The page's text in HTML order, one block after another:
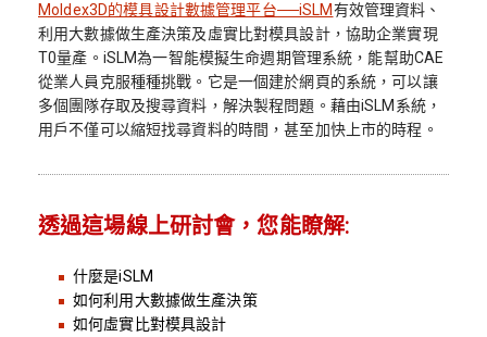
Moldex3D的模具設計數據管理平台──iSLM有效管理資料、
利用大數據做生產決策及虛實比對模具設計，協助企業實現
T0量產。iSLM為一智能模擬生命週期管理系統，能幫助CAE
從業人員克服種種挑戰。它是一個建於網頁的系統，可以讓
多個團隊存取及搜尋資料，解決製程問題。藉由iSLM系統，
用戶不僅可以縮短找尋資料的時間，甚至加快上市的時程。
透過這場線上研討會，您能瞭解:
什麼是iSLM
如何利用大數據做生產決策
如何虛實比對模具設計